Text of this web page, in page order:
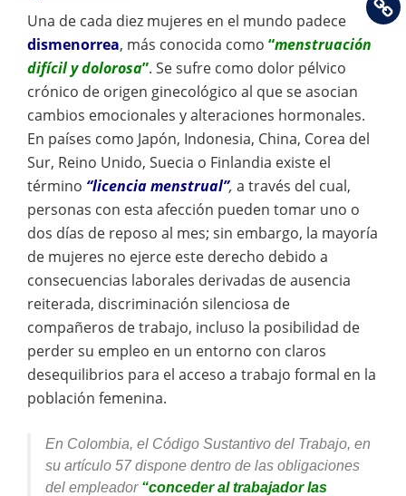
Una de cada diez mujeres en el mundo padece
dismenorrea, más conocida como “menstruación
difícil y dolorosa”. Se sufre como dolor pélvico
crónico de origen ginecológico al que se asocian
cambios emocionales y alteraciones hormonales.
En países como Japón, Indonesia, China, Corea del
Sur, Reino Unido, Suecia o Finlandia existe el
término “licencia menstrual”, a través del cual,
personas con esta afección pueden tomar uno o
dos días de reposo al mes; sin embargo, la mayoría
de mujeres no ejerce este derecho debido a
consecuencias laborales derivadas de ausencia
reiterada, discriminación silenciosa de
compañeros de trabajo, incluso la posibilidad de
perder su empleo en un entorno con claros
desequilibrios para el acceso a trabajo formal en la
población femenina.
En Colombia, el Código Sustantivo del Trabajo, en
su artículo 57 dispone dentro de las obligaciones
del empleador “conceder al trabajador las